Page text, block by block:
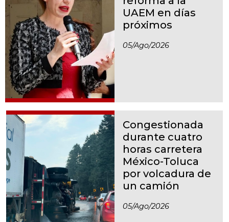
UAEM en días
próximos
05/ago/2026
Congestionada
durante cuatro
horas carretera
México-Toluca
por volcadura de
un camión
05/ago/2026